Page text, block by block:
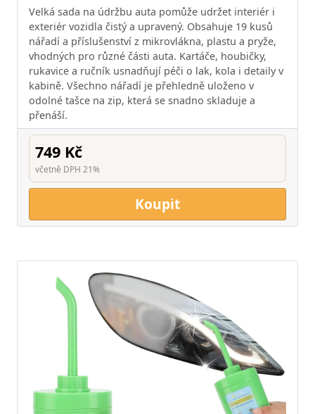
Velká sada na údržbu auta pomůže udržet interiér i
exteriér vozidla čistý a upravený. Obsahuje 19 kusů
nářadí a příslušenství z mikrovlákna, plastu a pryže,
vhodných pro různé části auta. Kartáče, houbičky,
rukavice a ručník usnadňují péči o lak, kola i detaily v
kabině. Všechno nářadí je přehledně uloženo v
odolné tašce na zip, která se snadno skladuje a
přenáší.
749 Kč
včetně DPH 21%
Koupit